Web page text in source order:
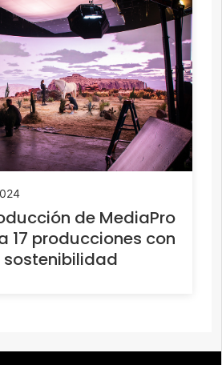
de MediaPro
17 producciones con